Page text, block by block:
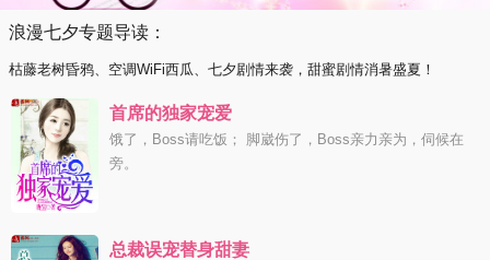
浪漫七夕专题导读：
枯藤老树昏鸦、空调WiFi西瓜、七夕剧情来袭，甜蜜剧情消暑盛夏！
首席的独家宠爱
饿了，Boss请吃饭； 脚崴伤了，Boss亲力亲为，伺候在
旁。
总裁误宠替身甜妻